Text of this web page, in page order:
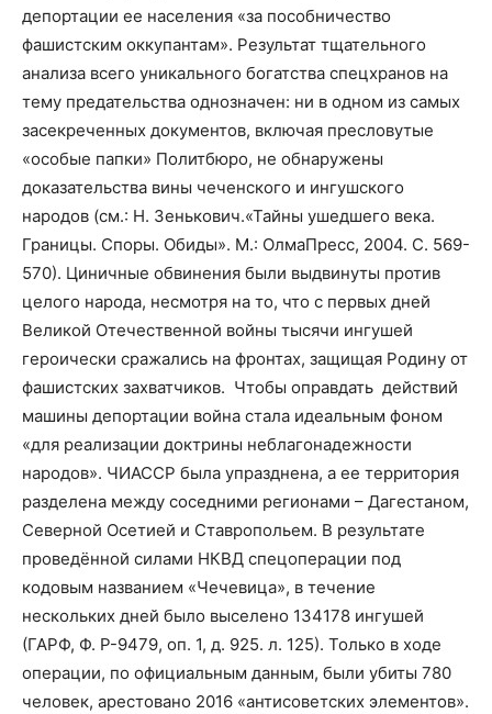
депортации ее населения «за пособничество
фашистским оккупантам». Результат тщательного
анализа всего уникального богатства спецхранов на
тему предательства однозначен: ни в одном из самых
засекреченных документов, включая пресловутые
«особые папки» Политбюро, не обнаружены
доказательства вины чеченского и ингушского
народов (см.: Н. Зенькович.«Тайны ушедшего века.
Границы. Споры. Обиды». М.: ОлмаПресс, 2004. С. 569-
570). Циничные обвинения были выдвинуты против
целого народа, несмотря на то, что с первых дней
Великой Отечественной войны тысячи ингушей
героически сражались на фронтах, защищая Родину от
фашистских захватчиков. Чтобы оправдать действий
машины депортации война стала идеальным фоном
«для реализации доктрины неблагонадежности
народов». ЧИАССР была упразднена, а ее территория
разделена между соседними регионами – Дагестаном,
Северной Осетией и Ставропольем. В результате
проведённой силами НКВД спецоперации под
кодовым названием «Чечевица», в течение
нескольких дней было выселено 134178 ингушей
(ГАРФ, Ф. Р-9479, оп. 1, д. 925. л. 125). Только в ходе
операции, по официальным данным, были убиты 780
человек, арестовано 2016 «антисоветских элементов».